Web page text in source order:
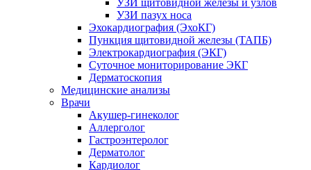
УЗИ пазух носа
Эхокардиография (ЭхоКГ)
Пункция щитовидной железы (ТАПБ)
Электрокардиография (ЭКГ)
Суточное мониторирование ЭКГ
Дерматоскопия
Медицинские анализы
Врачи
Акушер-гинеколог
Аллерголог
Гастроэнтеролог
Дерматолог
Кардиолог